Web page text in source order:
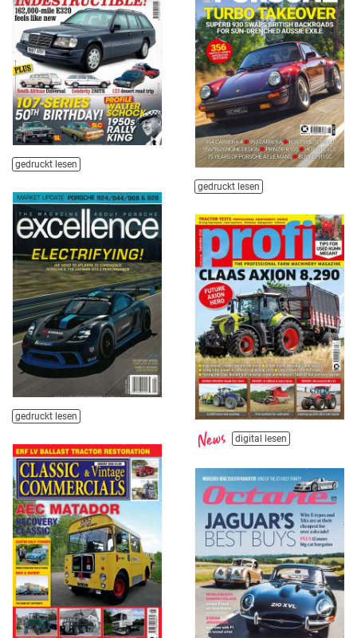
gedruckt lesen
gedruckt lesen
gedruckt lesen
digital lesen